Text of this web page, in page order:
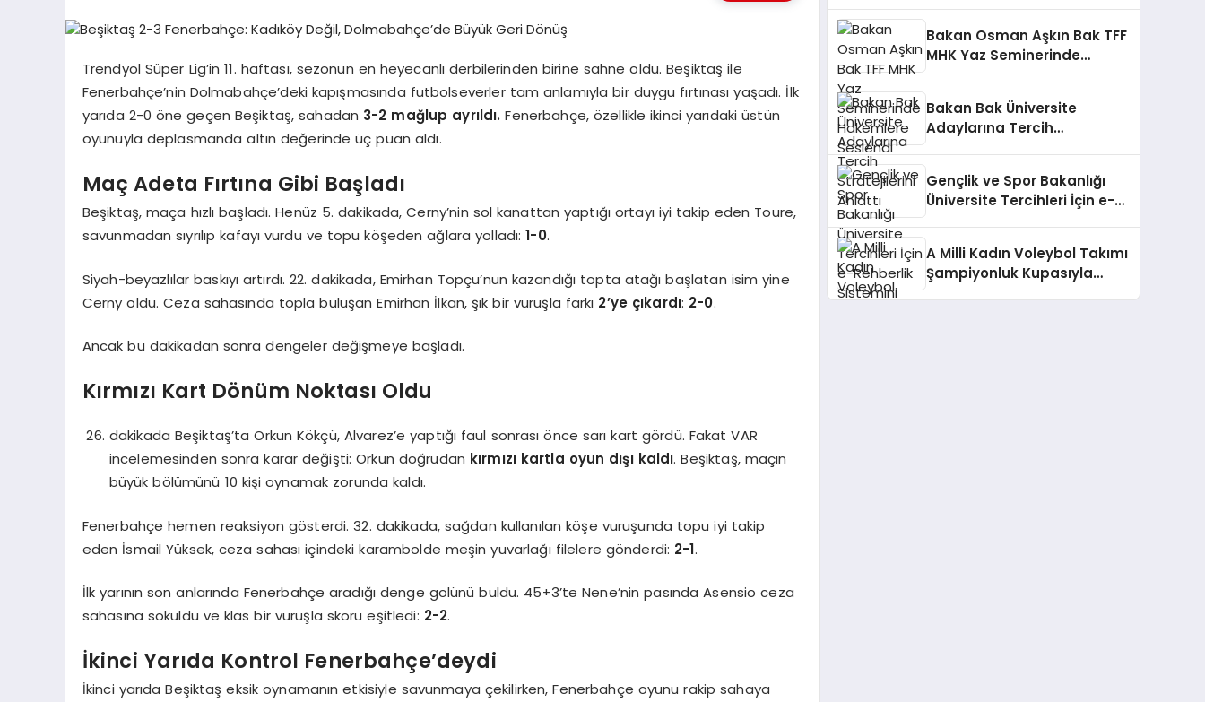
Trendyol Süper Lig’in 11. haftası, sezonun en heyecanlı derbilerinden birine sahne oldu. Beşiktaş ile
Fenerbahçe’nin Dolmabahçe’deki kapışmasında futbolseverler tam anlamıyla bir duygu fırtınası yaşadı. İlk
yarıda 2-0 öne geçen Beşiktaş, sahadan 3-2 mağlup ayrıldı. Fenerbahçe, özellikle ikinci yarıdaki üstün
oyunuyla deplasmanda altın değerinde üç puan aldı.
Maç Adeta Fırtına Gibi Başladı
Beşiktaş, maça hızlı başladı. Henüz 5. dakikada, Cerny’nin sol kanattan yaptığı ortayı iyi takip eden Toure,
savunmadan sıyrılıp kafayı vurdu ve topu köşeden ağlara yolladı:1-0.
Siyah-beyazlılar baskıyı artırdı. 22. dakikada, Emirhan Topçu’nun kazandığı topta atağı başlatan isim yine
Cerny oldu. Ceza sahasında topla buluşan Emirhan İlkan, şık bir vuruşla farkı 2’ye çıkardı: 2-0.
Ancak bu dakikadan sonra dengeler değişmeye başladı.
Kırmızı Kart Dönüm Noktası Oldu
dakikada Beşiktaş’ta Orkun Kökçü, Alvarez’e yaptığı faul sonrası önce sarı kart gördü. Fakat VAR
incelemesinden sonra karar değişti: Orkun doğrudan kırmızı kartla oyun dışı kaldı. Beşiktaş, maçın
büyük bölümünü 10 kişi oynamak zorunda kaldı.
Fenerbahçe hemen reaksiyon gösterdi. 32. dakikada, sağdan kullanılan köşe vuruşunda topu iyi takip
eden İsmail Yüksek, ceza sahası içindeki karambolde meşin yuvarlağı filelere gönderdi: 2-1.
İlk yarının son anlarında Fenerbahçe aradığı denge golünü buldu. 45+3’te Nene’nin pasında Asensio ceza
sahasına sokuldu ve klas bir vuruşla skoru eşitledi: 2-2.
İkinci Yarıda Kontrol Fenerbahçe’deydi
İkinci yarıda Beşiktaş eksik oynamanın etkisiyle savunmaya çekilirken, Fenerbahçe oyunu rakip sahaya
Bakan Osman Aşkın Bak TFF
MHK Yaz Seminerinde
Bakan Bak Üniversite
Adaylarına Tercih
Gençlik ve Spor Bakanlığı
Üniversite Tercihleri İçin e-
A Milli Kadın Voleybol Takımı
Şampiyonluk Kupasıyla